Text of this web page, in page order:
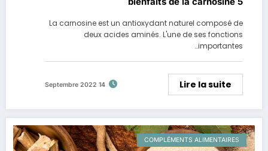
La carnosine est un antioxydant naturel composé de
deux acides aminés. L'une de ses fonctions
importantes…
Lire la suite
14 Septembre 2022
COMPLÉMENTS ALIMENTAIRES